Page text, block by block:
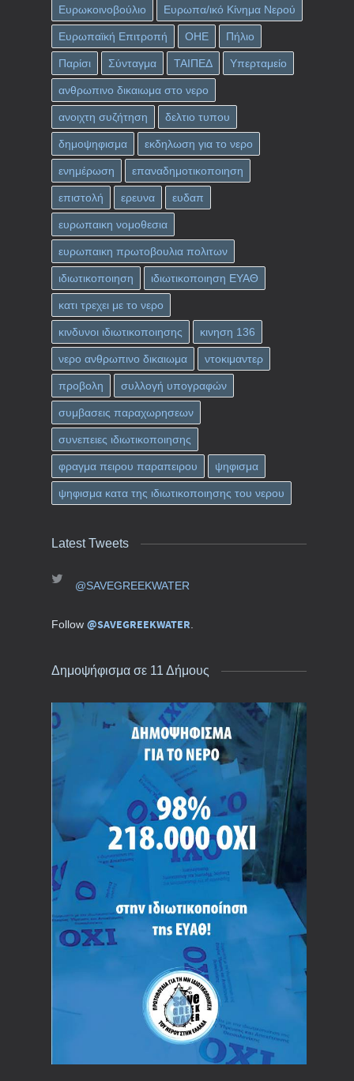
Ευρωκοινοβούλιο Ευρωπα/ικό Κίνημα Νερού
Ευρωπαϊκή Επιτροπή ΟΗΕ Πήλιο
Παρίσι Σύνταγμα ΤΑΙΠΕΔ Υπερταμείο
ανθρωπινο δικαιωμα στο νερο
ανοιχτη συζήτηση δελτιο τυπου
δημοψηφισμα εκδηλωση για το νερο
ενημέρωση επαναδημοτικοποιηση
επιστολή ερευνα ευδαπ
ευρωπαικη νομοθεσια
ευρωπαικη πρωτοβουλια πολιτων
ιδιωτικοποιηση ιδιωτικοποιηση ΕΥΑΘ
κατι τρεχει με το νερο
κινδυνοι ιδιωτικοποιησης κινηση 136
νερο ανθρωπινο δικαιωμα ντοκιμαντερ
προβολη συλλογή υπογραφών
συμβασεις παραχωρησεων
συνεπειες ιδιωτικοποιησης
φραγμα πειρου παραπειρου ψηφισμα
ψηφισμα κατα της ιδιωτικοποιησης του νερου
Latest Tweets
@SAVEGREEKWATER
Follow @SAVEGREEKWATER
Δημοψήφισμα σε 11 Δήμους